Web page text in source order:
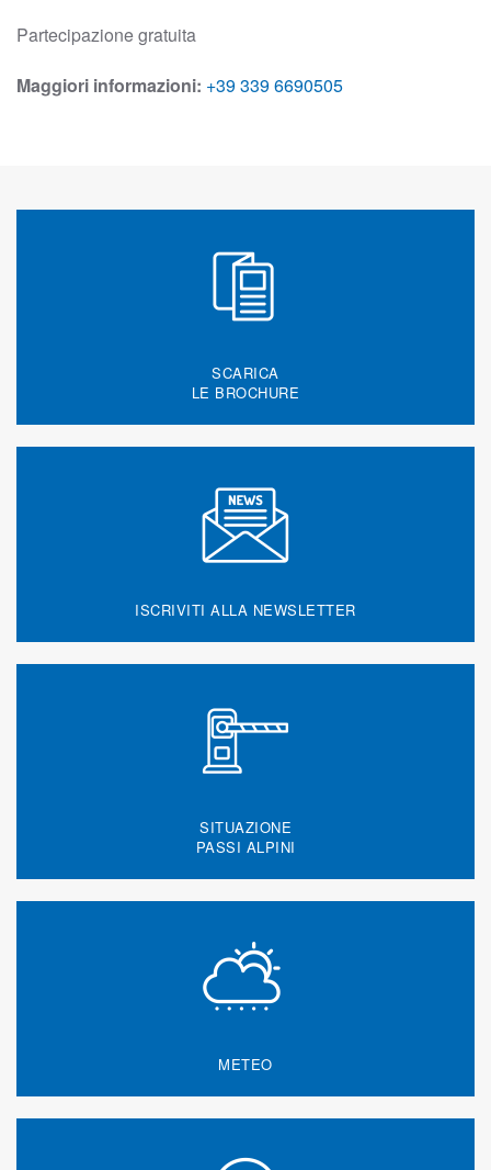
Partecipazione gratuita
Maggiori informazioni: +39 339 6690505
SCARICA
LE BROCHURE
ISCRIVITI ALLA NEWSLETTER
SITUAZIONE
PASSI ALPINI
METEO